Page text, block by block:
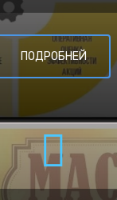
ПОДРОБНЕЙ